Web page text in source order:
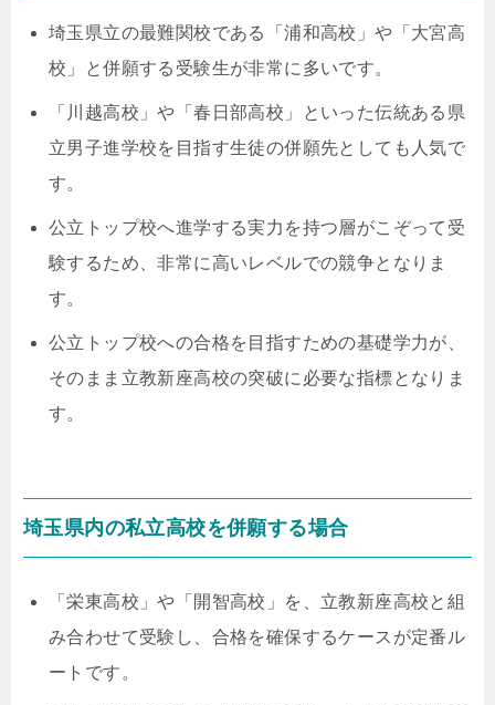
埼玉県立の最難関校である「浦和高校」や「大宮高
校」と併願する受験生が非常に多いです。
「川越高校」や「春日部高校」といった伝統ある県
立男子進学校を目指す生徒の併願先としても人気で
す。
公立トップ校へ進学する実力を持つ層がこぞって受
験するため、非常に高いレベルでの競争となりま
す。
公立トップ校への合格を目指すための基礎学力が、
そのまま立教新座高校の突破に必要な指標となりま
す。
埼玉県内の私立高校を併願する場合
「栄東高校」や「開智高校」を、立教新座高校と組
み合わせて受験し、合格を確保するケースが定番ル
ートです。